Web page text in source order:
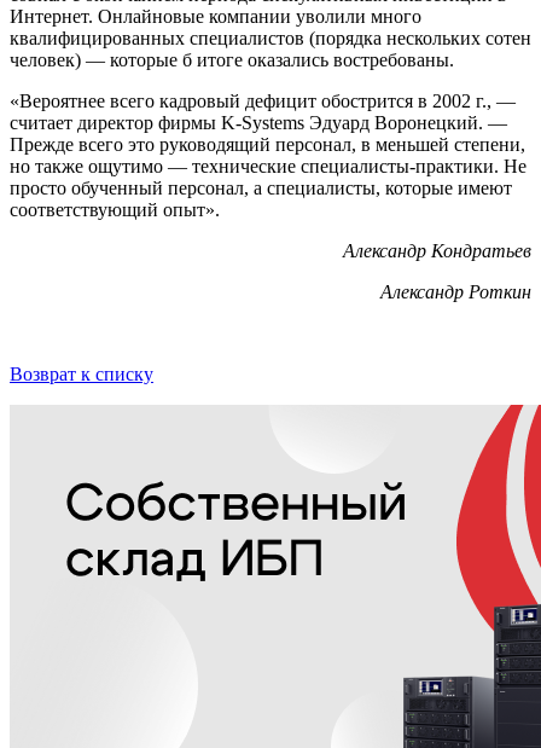
Интернет. Онлайновые компании уволили много
квалифицированных специалистов (порядка нескольких сотен
человек) — которые б итоге оказались востребованы.
«Вероятнее всего кадровый дефицит обострится в 2002 г., —
считает директор фирмы K-Systems Эдуард Воронецкий. —
Прежде всего это руководящий персонал, в меньшей степени,
но также ощутимо — технические специалисты-практики. Не
просто обученный персонал, а специалисты, которые имеют
соответствующий опыт».
Александр Кондратьев
Александр Роткин
Возврат к списку